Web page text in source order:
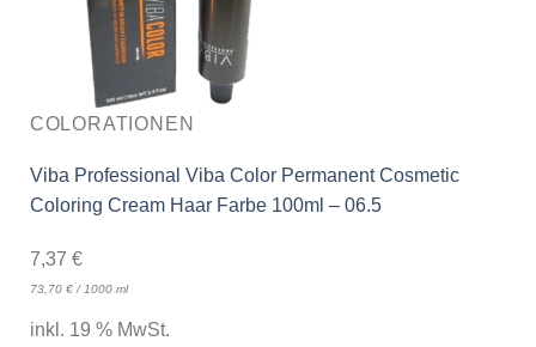
COLORATIONEN
Viba Professional Viba Color Permanent Cosmetic
Coloring Cream Haar Farbe 100ml – 06.5
7,37 €
73,70 €/1000 ml
inkl. 19 % MwSt.